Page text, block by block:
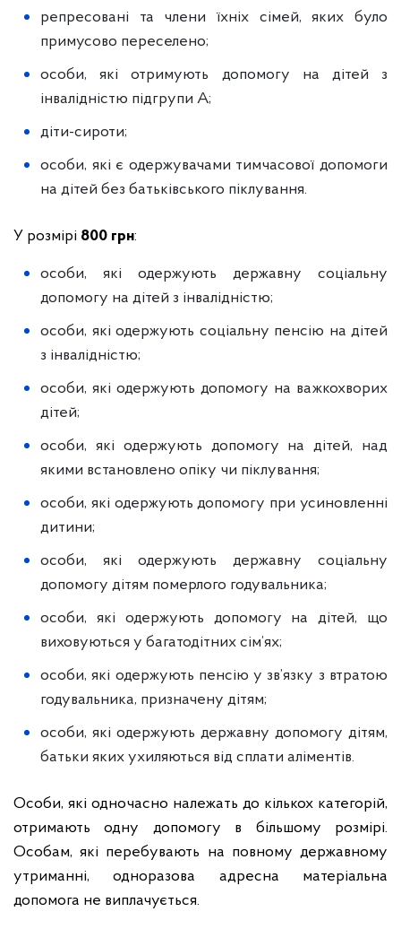
репресовані та члени їхніх сімей, яких було
примусово переселено;
особи, які отримують допомогу на дітей з
інвалідністю підгрупи А;
діти-сироти;
особи, які є одержувачами тимчасової допомоги
на дітей без батьківського піклування.
У розмірі 800 грн:
особи, які одержують державну соціальну
допомогу на дітей з інвалідністю;
особи, які одержують соціальну пенсію на дітей
з інвалідністю;
особи, які одержують допомогу на важкохворих
дітей;
особи, які одержують допомогу на дітей, над
якими встановлено опіку чи піклування;
особи, які одержують допомогу при усиновленні
дитини;
особи, які одержують державну соціальну
допомогу дітям померлого годувальника;
особи, які одержують допомогу на дітей, що
виховуються у багатодітних сім’ях;
особи, які одержують пенсію у зв’язку з втратою
годувальника, призначену дітям;
особи, які одержують державну допомогу дітям,
батьки яких ухиляються від сплати аліментів.
Особи, які одночасно належать до кількох категорій,
отримають одну допомогу в більшому розмірі.
Особам, які перебувають на повному державному
утриманні, одноразова адресна матеріальна
допомога не виплачується.